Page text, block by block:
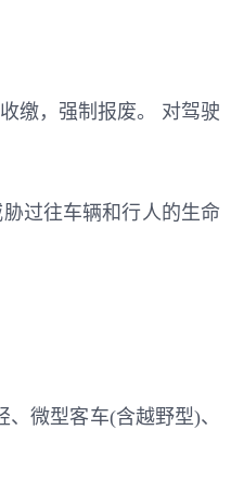
缴，强制报废。 对驾驶
过往车辆和行人的生命
微型客车(含越野型)、